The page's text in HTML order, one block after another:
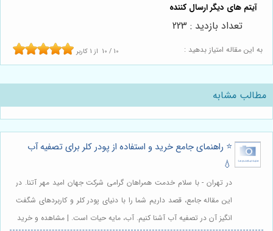
به این مقاله امتیاز بدهید : 10 / 10 از 1 کاربر
تعداد بازدید : 223
مطالب مشابه
⭐️ راهنمای جامع خرید و استفاده از پودر کلر برای تصفیه آب
💧
در تهران - با سلام خدمت همراهان گرامی شرکت جهان امید مهر آتنا. در
این مقاله جامع، قصد داریم شما را با دنیای پودر کلر و کاربردهای شگفت
انگیز آن در تصفیه آب آشنا کنیم. آب، مایه حیات است. | مشاهده و خرید